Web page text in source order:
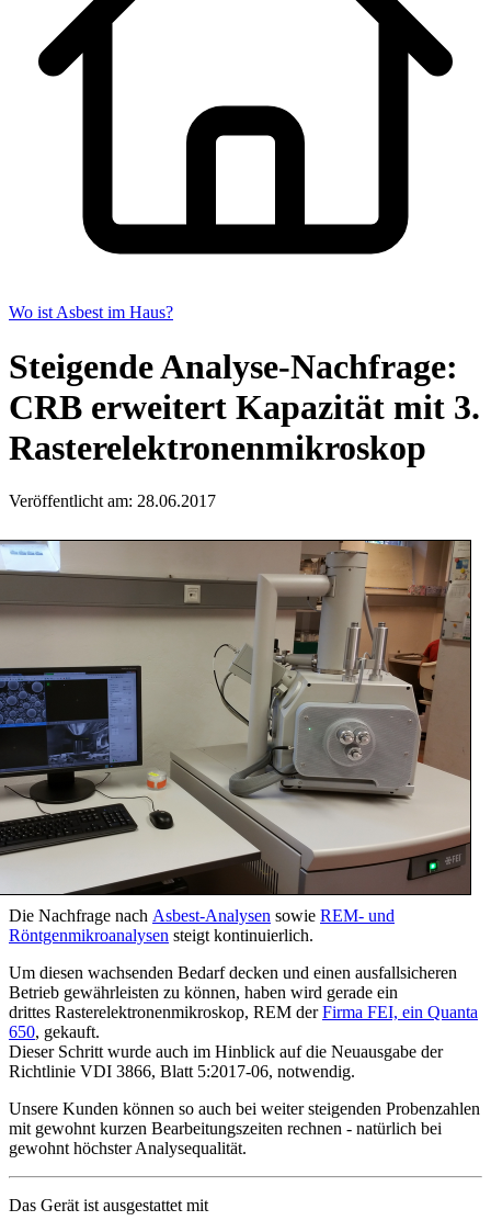
Wo ist Asbest im Haus?
Steigende Analyse-Nachfrage:
CRB erweitert Kapazität mit 3.
Rasterelektronenmikroskop
Veröffentlicht am: 28.06.2017
Die Nachfrage nach Asbest-Analysen sowie REM- und
Röntgenmikroanalysen steigt kontinuierlich.
Um diesen wachsenden Bedarf decken und einen ausfallsicheren
Betrieb gewährleisten zu können, haben wird gerade ein
drittes Rasterelektronenmikroskop, REM derFirma FEI, ein Quanta
650, gekauft.
Dieser Schritt wurde auch im Hinblick auf die Neuausgabe der
Richtlinie VDI 3866, Blatt 5:2017-06, notwendig.
Unsere Kunden können so auch bei weiter steigenden Probenzahlen
mit gewohnt kurzen Bearbeitungszeiten rechnen - natürlich bei
gewohnt höchster Analysequalität.
Das Gerät ist ausgestattet mit